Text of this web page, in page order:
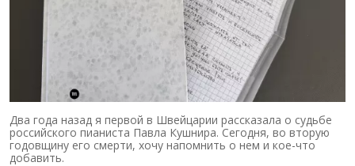
Два года назад я первой в Швейцарии рассказала о судьбе
российского пианиста Павла Кушнира. Сегодня, во вторую
годовщину его смерти, хочу напомнить о нем и кое-что
добавить.